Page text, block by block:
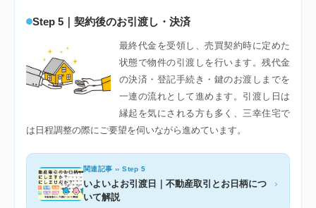
Step 5｜契約後のお引渡し・決済
最終代金を受領し、売買契約時に定めた
状態で物件の引渡しを行います。残代金
の決済・登記手続き・鍵のお渡しまでを
一連の流れとして進めます。引渡し日は
縁起を気にされる方も多く、三幸住宅で
は日程調整の際にご要望を伺いながら進めています。
関連記事 ›› Step 5
いよいよお引渡日｜不動産取引とお日柄につ
いて解説
›